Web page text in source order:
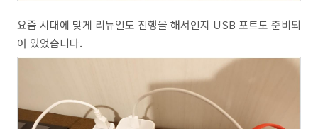
요즘 시대에 맞게 리뉴얼도 진행을 해서인지 USB 포트도 준비되
어 있었습니다.